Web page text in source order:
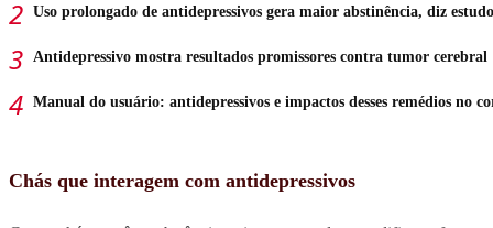
Uso prolongado de antidepressivos gera maior abstinência, diz estudo
Antidepressivo mostra resultados promissores contra tumor cerebral
Manual do usuário: antidepressivos e impactos desses remédios no
Chás que interagem com antidepressivos